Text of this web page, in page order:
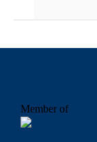
Member of